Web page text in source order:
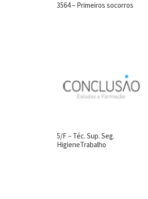
3564 – Primeiros socorros
5/F – Téc. Sup. Seg.
HigieneTrabalho